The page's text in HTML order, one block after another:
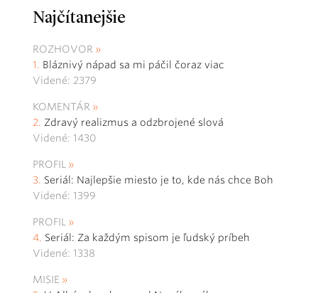
Najčítanejšie
ROZHOVOR
Bláznivý nápad sa mi páčil čoraz viac
Videné: 2379
KOMENTÁR
Zdravý realizmus a odzbrojené slová
Videné: 1430
PROFIL
Seriál: Najlepšie miesto je to, kde nás chce Boh
Videné: 1399
PROFIL
Seriál: Za každým spisom je ľudský príbeh
Videné: 1338
MISIE